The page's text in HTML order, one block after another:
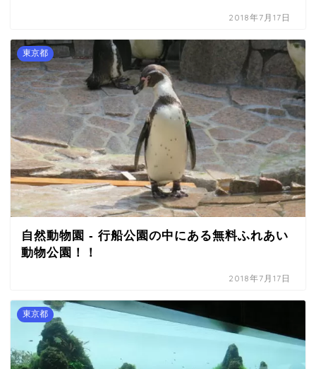
2018年7月17日
東京都
自然動物園 - 行船公園の中にある無料ふれあい
動物公園！！
2018年7月17日
東京都